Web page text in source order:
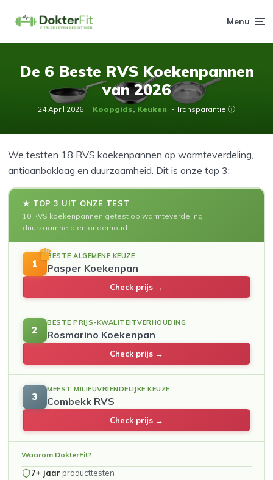
Menu
De 6 Beste RVS Koekenpannen
van 2026
24 April 2026 Koopgids Keuken - Transparantie ⓘ
We testten 18 RVS koekenpannen op warmteverdeling,
antiaanbaklaag en duurzaamheid. Dit is onze top 3:
★ TOP 3 UIT ONZE TEST
10 RVS koekenpannen getest op warmteverdeling,
duurzaamheid en onderhoud
1
BESTE ALGEMENE KEUZE
Pasper Koekenpan
Check prijs →
2
BESTE PRIJS-KWALITEITVERHOUDING
Rosmarino Koekenpan
Check prijs →
3
MEEST MILIEUVRIENDELIJKE KEUZE
Combekk RVS
Check prijs →
Waarom DokterFit?
7+ jaar producttesten